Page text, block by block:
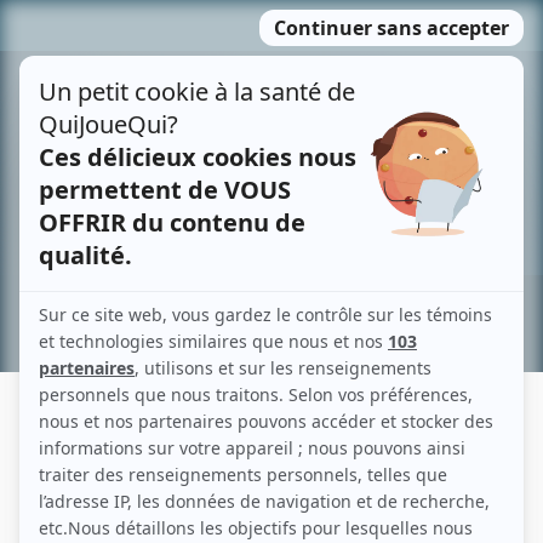
MENU
contenu
Recherche avancée »
ANDRÉ ST-DENIS
Liens
Fiche de André St-Denis sur Showbizz.net